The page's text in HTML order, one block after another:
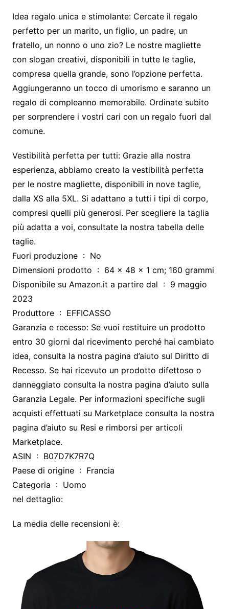
Idea regalo unica e stimolante:Cercate il regalo
perfetto per un marito, un figlio, un padre, un
fratello, un nonno o uno zio? Le nostre magliette
con slogan creativi, disponibili in tutte le taglie,
compresa quella grande, sono l’opzione perfetta.
Aggiungeranno un tocco di umorismo e saranno un
regalo di compleanno memorabile. Ordinate subito
per sorprendere i vostri cari con un regalo fuori dal
comune.
Vestibilità perfetta per tutti:Grazie alla nostra
esperienza, abbiamo creato la vestibilità perfetta
per le nostre magliette, disponibili in nove taglie,
dalla XS alla 5XL. Si adattano a tutti i tipi di corpo,
compresi quelli più generosi. Per scegliere la taglia
più adatta a voi, consultate la nostra tabella delle
taglie.
Fuori produzione ‏ : ‎ No
Dimensioni prodotto ‏ : ‎ 64 x 48 x 1 cm; 160 grammi
Disponibile su Amazon.it a partire dal ‏ : ‎ 9 maggio
2023
Produttore ‏ : ‎ EFFICASSO
Garanzia e recesso: Se vuoi restituire un prodotto
entro 30 giorni dal ricevimento perché hai cambiato
idea, consulta la nostra pagina d’aiuto sul Diritto di
Recesso. Se hai ricevuto un prodotto difettoso o
danneggiato consulta la nostra pagina d’aiuto sulla
Garanzia Legale. Per informazioni specifiche sugli
acquisti effettuati su Marketplace consulta la nostra
pagina d’aiuto su Resi e rimborsi per articoli
Marketplace.
ASIN ‏ : ‎ B07D7K7R7Q
Paese di origine ‏ : ‎ Francia
Categoria ‏ : ‎ Uomo
nel dettaglio:
La media delle recensioni è: